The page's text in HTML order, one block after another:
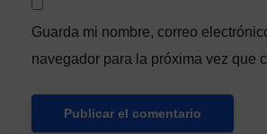
Guarda mi nombre, correo
navegador para la próxima vez que